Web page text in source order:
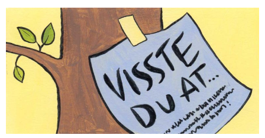
Turforslag
Organisasjoner
Ei tid var